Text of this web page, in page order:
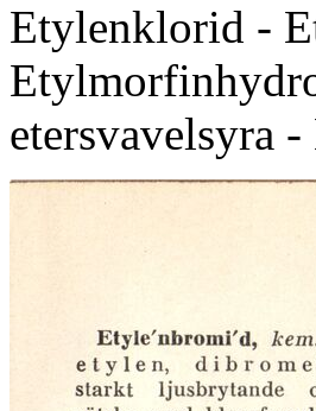
Etylenklorid -
etersvavelsyra